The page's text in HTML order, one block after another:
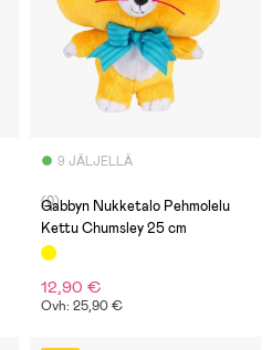
9 JÄLJELLÄ
(0)
Gabbyn Nukketalo Pehmolelu
Kettu Chumsley 25 cm
12,90 €
Ovh: 25,90 €